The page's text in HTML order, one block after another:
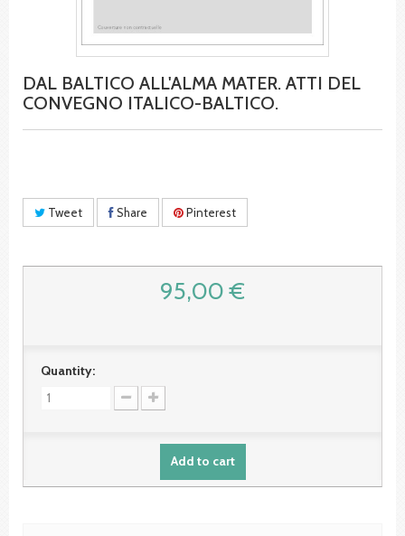
DAL BALTICO ALL'ALMA MATER. ATTI DEL
CONVEGNO ITALICO-BALTICO.
Tweet Share Pinterest
95,00 €
Quantity:
Add to cart